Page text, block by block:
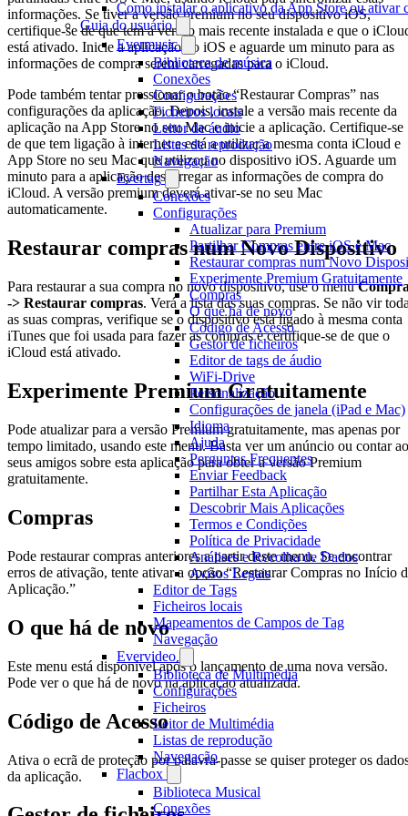
Como instalar o aplicativo da App Store ou
Guia do usuário
Evermusic
Biblioteca de música
Conexões
Configurações
Ficheiros locais
Leitor de áudio
Listas de reprodução
Navegação
Evertag
Conexões
Configurações
Atualizar para Premium
Partilhar Compras entre iOS e Mac
Restaurar compras num Novo
Experimente Premium Gratuitamente
Compras
O que há de novo
Código de Acesso
Gestor de ficheiros
Editor de tags de áudio
WiFi-Drive
Personalização
Configurações de janela (iPad e Mac)
Idioma
Ajuda
Perguntas Frequentes
Enviar Feedback
Partilhar Esta Aplicação
Descobrir Mais Aplicações
Termos e Condições
Política de Privacidade
Análises e Recolha de Dados
Avisos Legais
Editor de Tags
Ficheiros locais
Mapeamentos de Campos de Tag
Navegação
Evervideo
Biblioteca de Multimédia
Configurações
Ficheiros
Leitor de Multimédia
Listas de reprodução
Navegação
Flacbox
Biblioteca Musical
Conexões
informações. Se tiver a versão premium no seu dispositivo iOS,
certifique-se de que tem a versão mais recente instalada e que o
está ativado. Inicie a aplicação no iOS e aguarde um minuto para as
informações de compra serem carregadas para o iCloud.
Pode também tentar pressionar o botão “Restaurar Compras” nas
configurações da aplicação. Depois, instale a versão mais recente da
aplicação na App Store no seu Mac e inicie a aplicação. Certifique-se
de que tem ligação à internet e está a utilizar a mesma conta iCloud e
App Store no seu Mac que utilizou no dispositivo iOS. Aguarde um
minuto para a aplicação descarregar as informações de compra do
iCloud. A versão premium deverá ativar-se no seu Mac
automaticamente.
Restaurar compras num Novo Dispositivo
Para restaurar a sua compra no novo dispositivo, use o menu
-> Restaurar compras. Verá a lista das suas compras. Se não vir
as suas compras, verifique se o dispositivo está ligado à mesma conta
iTunes que foi usada para fazer as compras e certifique-se de que o
iCloud está ativado.
Experimente Premium Gratuitamente
Pode atualizar para a versão Premium gratuitamente, mas apenas por
tempo limitado, usando este menu. Basta ver um anúncio ou contar
seus amigos sobre esta aplicação para obter a versão Premium
gratuitamente.
Compras
Pode restaurar compras anteriores a partir deste menu. Se encontrar
erros de ativação, tente ativar a opção “Restaurar Compras no Início
Aplicação.”
O que há de novo
Este menu está disponível após o lançamento de uma nova versão.
Pode ver o que há de novo na aplicação atualizada.
Código de Acesso
Ativa o ecrã de proteção por palavra-passe se quiser proteger os
da aplicação.